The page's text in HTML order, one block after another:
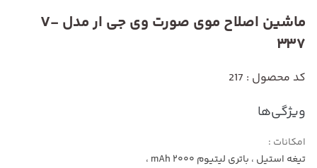
ماشین اصلاح موی صورت وی جی ار مدل V-
337
کد محصول : 217
ویژگی‌ها
امکانات :
تیغه استیل ، باتری لیتیوم 2000 mAh ،